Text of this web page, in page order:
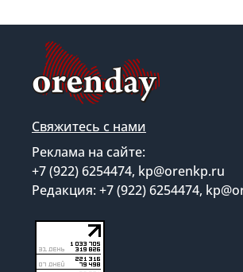
Свяжитесь с нами
Реклама на сайте:
+7 (922) 6254474, kp@orenkp.ru
Редакция: +7 (922) 6254474,